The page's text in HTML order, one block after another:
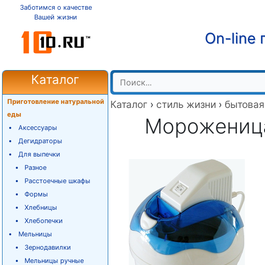
Заботимся о качестве
Вашей жизни
On-line
Каталог
Приготовление натуральной
еды
Аксессуары
Дегидраторы
Для выпечки
Разное
Расстоечные шкафы
Формы
Хлебницы
Хлебопечки
Мельницы
Зернодавилки
Мельницы ручные
Каталог › стиль жизни ›